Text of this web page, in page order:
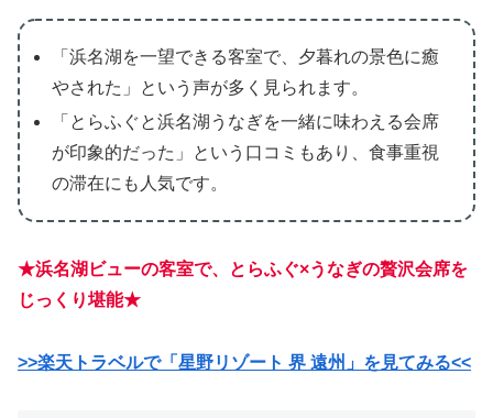
「浜名湖を一望できる客室で、夕暮れの景色に癒
やされた」という声が多く見られます。
「とらふぐと浜名湖うなぎを一緒に味わえる会席
が印象的だった」という口コミもあり、食事重視
の滞在にも人気です。
★浜名湖ビューの客室で、とらふぐ×うなぎの贅沢会席を
じっくり堪能★
>>楽天トラベルで「星野リゾート 界 遠州」を見てみる<<